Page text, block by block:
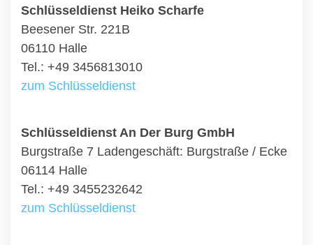
Schlüsseldienst Heiko Scharfe
Beesener Str. 221B
06110 Halle
Tel.: +49 3456813010
zum Schlüsseldienst
Schlüsseldienst An Der Burg GmbH
Burgstraße 7 Ladengeschäft: Burgstraße / Ecke
06114 Halle
Tel.: +49 3455232642
zum Schlüsseldienst